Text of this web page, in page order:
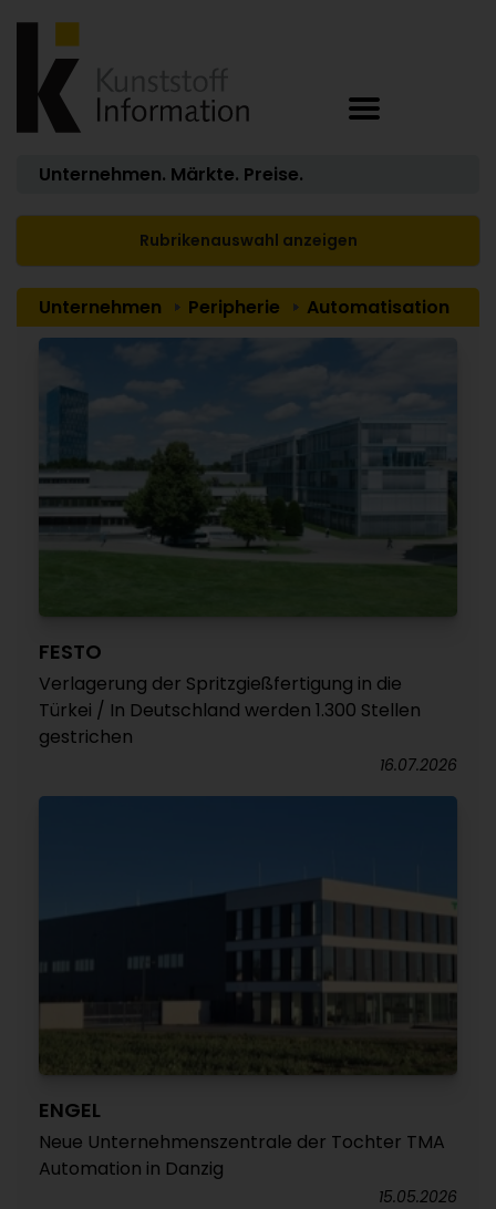
Unternehmen. Märkte. Preise.
Rubrikenauswahl anzeigen
Unternehmen Peripherie Automatisation
FESTO
Verlagerung der Spritzgießfertigung in die
Türkei / In Deutschland werden 1.300 Stellen
gestrichen
16.07.2026
ENGEL
Neue Unternehmenszentrale der Tochter TMA
Automation in Danzig
15.05.2026